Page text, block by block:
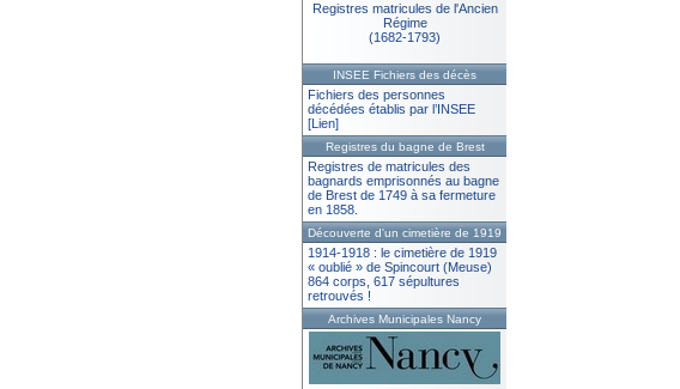
Registres matricules de l'Ancien
Régime
(1682-1793)
INSEE Fichiers des décès
Fichiers des personnes
décédées établis par l’INSEE
[Lien]
Registres du bagne de Brest
Registres de matricules des
bagnards emprisonnés au bagne
de Brest de 1749 à sa fermeture
en 1858.
Découverte d'un cimetière de 1919
1914-1918 : le cimetière de 1919
« oublié » de Spincourt (Meuse)
864 corps, 617 sépultures
retrouvés !
Archives Municipales Nancy